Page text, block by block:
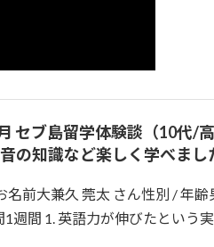
セブ島留学体験談（10代/
の知識など楽しく学べまし
名前大兼久 莞太 さん性別 / 年
1週間 1. 英語力が伸びたという